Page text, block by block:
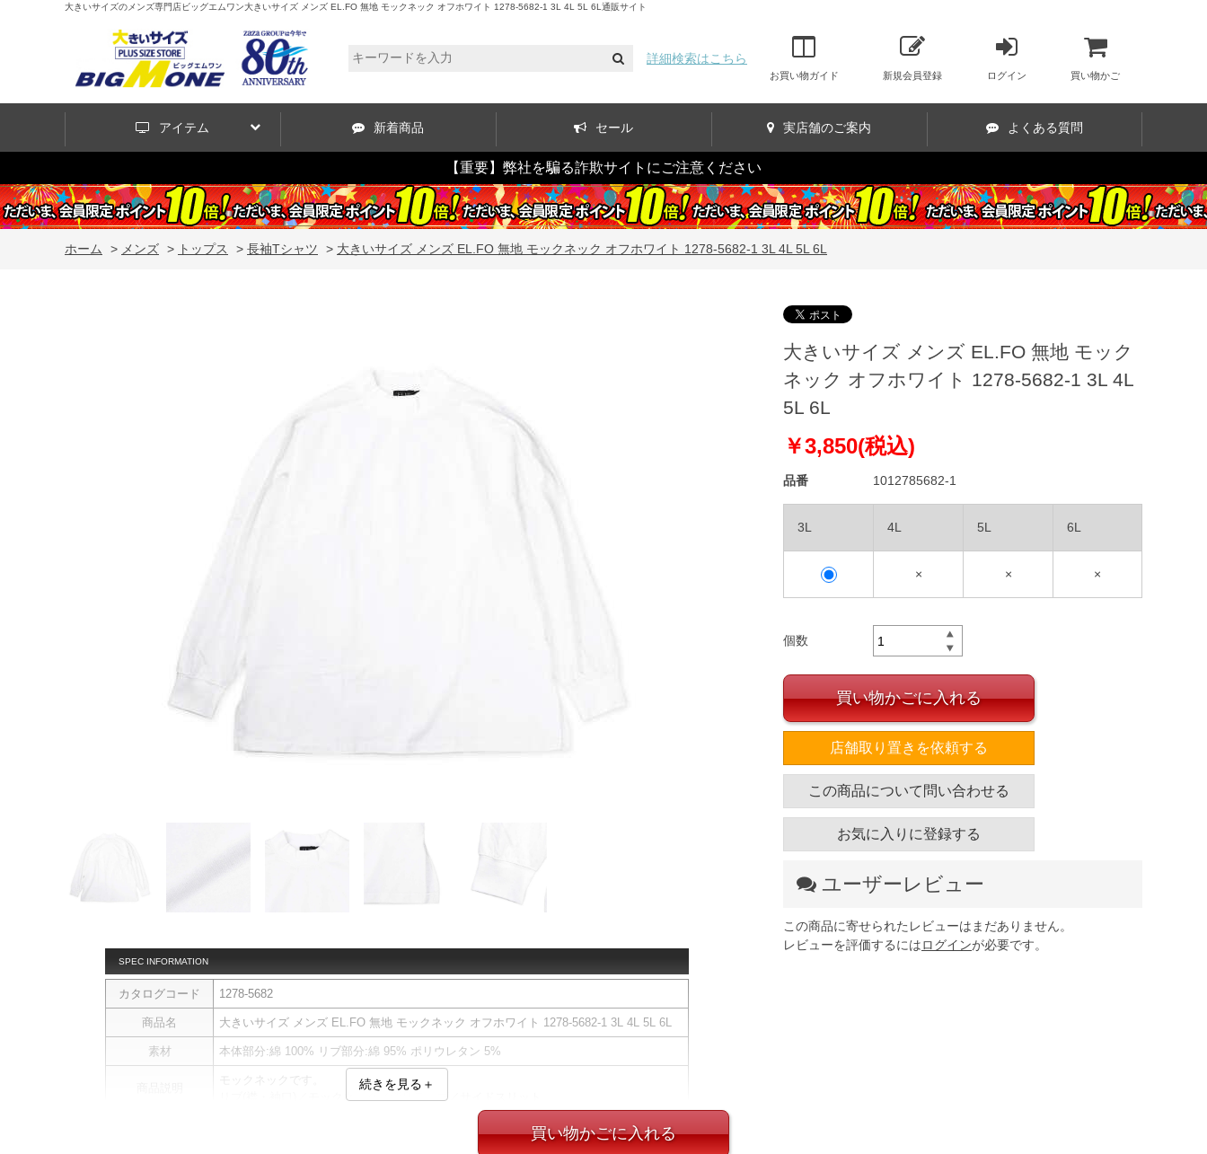
大きいサイズのメンズ専門店ビッグエムワン大きいサイズ メンズ EL.FO 無地 モックネック オフホワイト 1278-5682-1 3L 4L 5L 6L通販サイト
詳細検索はこちら
お買い物ガイド 新規会員登録 ログイン 買い物かご
アイテム 新着商品 セール 実店舗のご案内 よくある質問
【重要】弊社を騙る詐欺サイトにご注意ください
ホーム > メンズ > トップス > 長袖Tシャツ > 大きいサイズ メンズ EL.FO 無地 モックネック オフホワイト 1278-5682-1 3L 4L 5L 6L
SPEC INFORMATION
カタログコード 1278-5682
商品名 大きいサイズ メンズ EL.FO 無地 モックネック オフホワイト 1278-5682-1 3L 4L 5L 6L
素材 本体部分:綿 100% リブ部分:綿 95% ポリウレタン 5%
モックネックです。
リブ(襟・袖口)／モックネック／消臭テープ／サイドスリット
続きを見る＋
大きいサイズ メンズ EL.FO 無地 モック
ネック オフホワイト 1278-5682-1 3L 4L
5L 6L
￥3,850(税込)
品番 1012785682-1
3L 4L 5L 6L
× × ×
個数
買い物かごに入れる
店舗取り置きを依頼する
この商品について問い合わせる
お気に入りに登録する
ユーザーレビュー
この商品に寄せられたレビューはまだありません。
レビューを評価するにはログインが必要です。
買い物かごに入れる